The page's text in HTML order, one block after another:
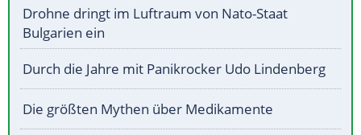
Drohne dringt im Luftraum von Nato-Staat
Bulgarien ein
Durch die Jahre mit Panikrocker Udo Lindenberg
Die größten Mythen über Medikamente